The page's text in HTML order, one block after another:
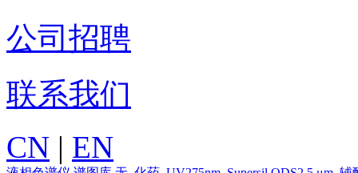
公司招聘
联系我们
CN | EN